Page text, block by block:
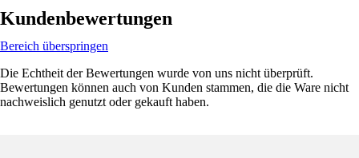
Kundenbewertungen
Bereich überspringen
Die Echtheit der Bewertungen wurde von uns nicht überprüft.
Bewertungen können auch von Kunden stammen, die die Ware nicht
nachweislich genutzt oder gekauft haben.